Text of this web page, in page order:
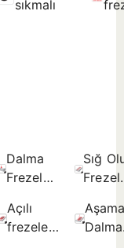
pürüzlülüğü
sıkmalı
Dalma
Frezeleme
seçim.
Sığ
seçim.
Açılı
frezeleme